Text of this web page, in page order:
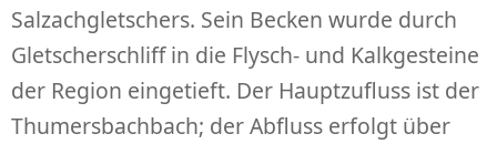
Salzachgletschers. Sein Becken wurde durch
Gletscherschliff in die Flysch- und Kalkgesteine
der Region eingetieft. Der Hauptzufluss ist der
Thumersbachbach; der Abfluss erfolgt über